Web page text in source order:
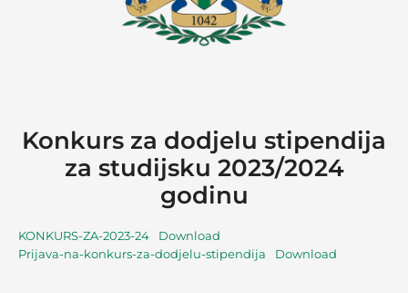
Konkurs za dodjelu stipendija
za studijsku 2023/2024
godinu
KONKURS-ZA-2023-24
Download
Prijava-na-konkurs-za-dodjelu-stipendija
Download